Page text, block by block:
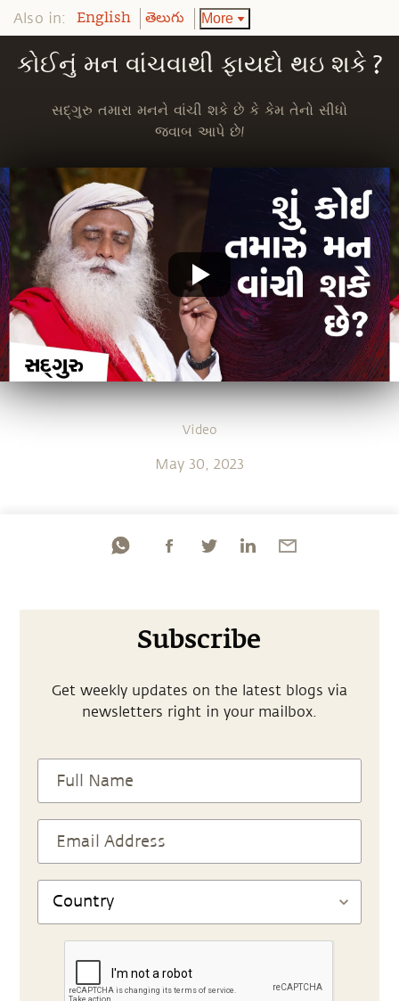
Also in: English తెలుగు More
કોઈનું મન વાંચવાથી ફાયદો થઇ શકે ?
સદ્‍ગુરુ તમારા મનને વાંચી શકે છે કે કેમ તેનો સીધો
જવાબ આપે છે!
Video
May 30, 2023
Subscribe
Get weekly updates on the latest blogs via
newsletters right in your mailbox.